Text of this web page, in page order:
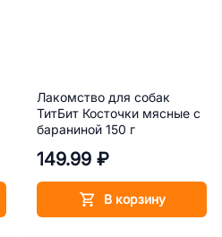
Лакомство для собак
ТитБит Косточки мясные с
бараниной 150 г
149.99 ₽
В корзину